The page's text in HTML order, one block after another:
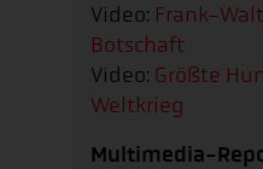
Video: Frank-
Botschaft
Video: Größte
Weltkrieg
Multimedia-